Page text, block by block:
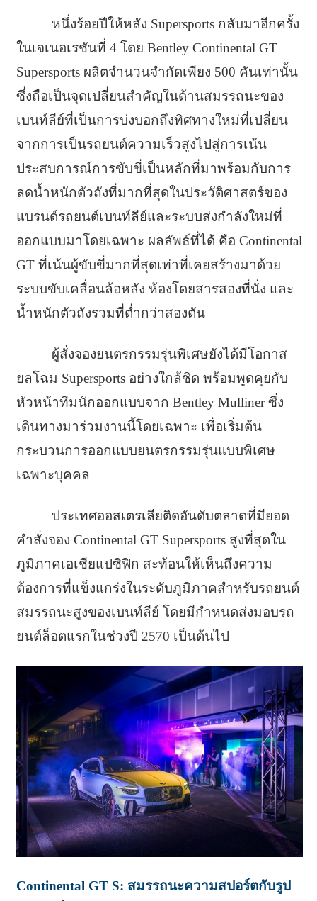
หนึ่งร้อยปีให้หลัง Supersports กลับมาอีกครั้ง
ในเจเนอเรชันที่ 4 โดย Bentley Continental GT
Supersports ผลิตจำนวนจำกัดเพียง 500 คันเท่านั้น
ซึ่งถือเป็นจุดเปลี่ยนสำคัญในด้านสมรรถนะของ
เบนท์ลีย์ที่เป็นการบ่งบอกถึงทิศทางใหม่ที่เปลี่ยน
จากการเป็นรถยนต์ความเร็วสูงไปสู่การเน้น
ประสบการณ์การขับขี่เป็นหลักที่มาพร้อมกับการ
ลดน้ำหนักตัวถังที่มากที่สุดในประวัติศาสตร์ของ
แบรนด์รถยนต์เบนท์ลีย์และระบบส่งกำลังใหม่ที่
ออกแบบมาโดยเฉพาะ ผลลัพธ์ที่ได้ คือ Continental
GT ที่เน้นผู้ขับขี่มากที่สุดเท่าที่เคยสร้างมาด้วย
ระบบขับเคลื่อนล้อหลัง ห้องโดยสารสองที่นั่ง และ
น้ำหนักตัวถังรวมที่ต่ำกว่าสองตัน
ผู้สั่งจองยนตรกรรมรุ่นพิเศษยังได้มีโอกาส
ยลโฉม Supersports อย่างใกล้ชิด พร้อมพูดคุยกับ
หัวหน้าทีมนักออกแบบจาก Bentley Mulliner ซึ่ง
เดินทางมาร่วมงานนี้โดยเฉพาะ เพื่อเริ่มต้น
กระบวนการออกแบบยนตรกรรมรุ่นแบบพิเศษ
เฉพาะบุคคล
ประเทศออสเตรเลียติดอันดับตลาดที่มียอด
คำสั่งจอง Continental GT Supersports สูงที่สุดใน
ภูมิภาคเอเชียแปซิฟิก สะท้อนให้เห็นถึงความ
ต้องการที่แข็งแกร่งในระดับภูมิภาคสำหรับรถยนต์
สมรรถนะสูงของเบนท์ลีย์ โดยมีกำหนดส่งมอบรถ
ยนต์ล็อตแรกในช่วงปี 2570 เป็นต้นไป
Continental GT S: สมรรถนะความสปอร์ตกับรูป